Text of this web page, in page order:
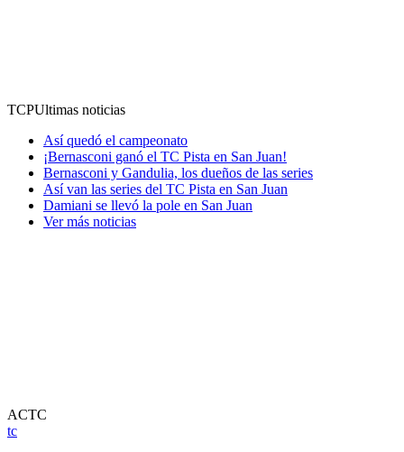
TCPUltimas noticias
Así quedó el campeonato
¡Bernasconi ganó el TC Pista en San Juan!
Bernasconi y Gandulia, los dueños de las series
Así van las series del TC Pista en San Juan
Damiani se llevó la pole en San Juan
Ver más noticias
ACTC
tc